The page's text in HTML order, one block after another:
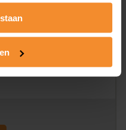
perceel en
erfgrenzen,